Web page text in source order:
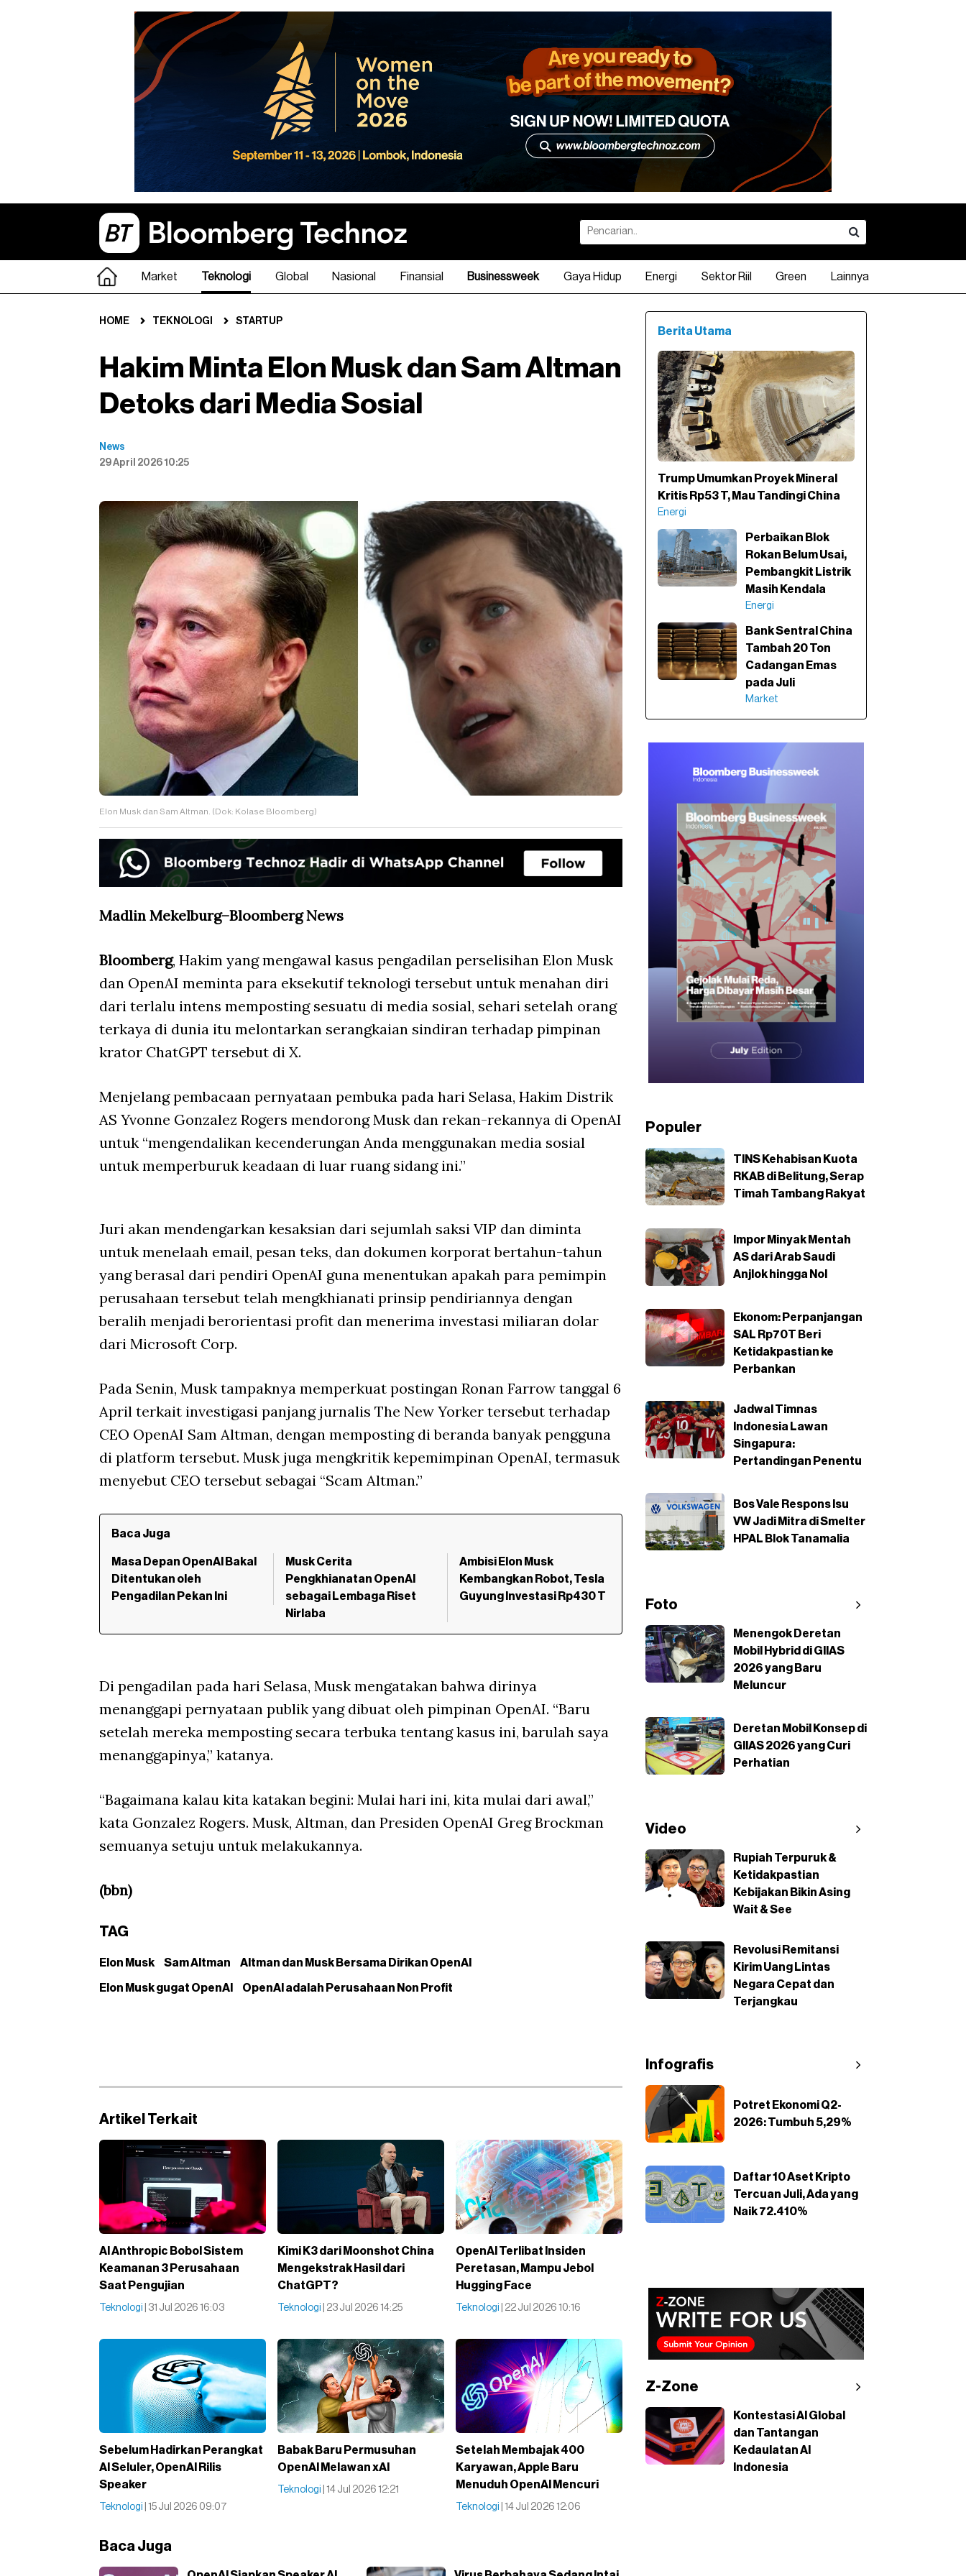
Market Teknologi Global Nasional Finansial Businessweek Gaya Hidup Energi Sektor Riil Green Lainnya
HOME TEKNOLOGI STARTUP
Hakim Minta Elon Musk dan Sam Altman
Detoks dari Media Sosial
News
29 April 2026 10:25
Elon Musk dan Sam Altman. (Dok: Kolase Bloomberg)
Madlin Mekelburg–Bloomberg News
Bloomberg, Hakim yang mengawal kasus pengadilan perselisihan Elon Musk
dan OpenAI meminta para eksekutif teknologi tersebut untuk menahan diri
dari terlalu intens memposting sesuatu di media sosial, sehari setelah orang
terkaya di dunia itu melontarkan serangkaian sindiran terhadap pimpinan
krator ChatGPT tersebut di X.
Menjelang pembacaan pernyataan pembuka pada hari Selasa, Hakim Distrik
AS Yvonne Gonzalez Rogers mendorong Musk dan rekan-rekannya di OpenAI
untuk “mengendalikan kecenderungan Anda menggunakan media sosial
untuk memperburuk keadaan di luar ruang sidang ini.”
Juri akan mendengarkan kesaksian dari sejumlah saksi VIP dan diminta
untuk menelaah email, pesan teks, dan dokumen korporat bertahun-tahun
yang berasal dari pendiri OpenAI guna menentukan apakah para pemimpin
perusahaan tersebut telah mengkhianati prinsip pendiriannya dengan
beralih menjadi berorientasi profit dan menerima investasi miliaran dolar
dari Microsoft Corp.
Pada Senin, Musk tampaknya memperkuat postingan Ronan Farrow tanggal 6
April terkait investigasi panjang jurnalis The New Yorker tersebut terhadap
CEO OpenAI Sam Altman, dengan memposting di beranda banyak pengguna
di platform tersebut. Musk juga mengkritik kepemimpinan OpenAI, termasuk
menyebut CEO tersebut sebagai “Scam Altman.”
Baca Juga
Masa Depan OpenAI Bakal
Ditentukan oleh
Pengadilan Pekan Ini
Musk Cerita
Pengkhianatan OpenAI
sebagai Lembaga Riset
Nirlaba
Ambisi Elon Musk
Kembangkan Robot, Tesla
Guyung Investasi Rp430 T
Di pengadilan pada hari Selasa, Musk mengatakan bahwa dirinya
menanggapi pernyataan publik yang dibuat oleh pimpinan OpenAI. “Baru
setelah mereka memposting secara terbuka tentang kasus ini, barulah saya
menanggapinya,” katanya.
“Bagaimana kalau kita katakan begini: Mulai hari ini, kita mulai dari awal,”
kata Gonzalez Rogers. Musk, Altman, dan Presiden OpenAI Greg Brockman
semuanya setuju untuk melakukannya.
(bbn)
TAG
Elon Musk Sam Altman Altman dan Musk Bersama Dirikan OpenAI
Elon Musk gugat OpenAI OpenAI adalah Perusahaan Non Profit
Artikel Terkait
AI Anthropic Bobol Sistem
Keamanan 3 Perusahaan
Saat Pengujian
Teknologi | 31 Jul 2026 16:03
Kimi K3 dari Moonshot China
Mengekstrak Hasil dari
ChatGPT?
Teknologi | 23 Jul 2026 14:25
OpenAI Terlibat Insiden
Peretasan, Mampu Jebol
Hugging Face
Teknologi | 22 Jul 2026 10:16
Sebelum Hadirkan Perangkat
AI Seluler, OpenAI Rilis
Speaker
Teknologi | 15 Jul 2026 09:07
Babak Baru Permusuhan
OpenAI Melawan xAI
Teknologi | 14 Jul 2026 12:21
Setelah Membajak 400
Karyawan, Apple Baru
Menuduh OpenAI Mencuri
Teknologi | 14 Jul 2026 12:06
Baca Juga
Berita Utama
Trump Umumkan Proyek Mineral
Kritis Rp53 T, Mau Tandingi China
Energi
Perbaikan Blok
Rokan Belum Usai,
Pembangkit Listrik
Masih Kendala
Energi
Bank Sentral China
Tambah 20 Ton
Cadangan Emas
pada Juli
Market
Populer
TINS Kehabisan Kuota
RKAB di Belitung, Serap
Timah Tambang Rakyat
Impor Minyak Mentah
AS dari Arab Saudi
Anjlok hingga Nol
Ekonom: Perpanjangan
SAL Rp70T Beri
Ketidakpastian ke
Perbankan
Jadwal Timnas
Indonesia Lawan
Singapura:
Pertandingan Penentu
Bos Vale Respons Isu
VW Jadi Mitra di Smelter
HPAL Blok Tanamalia
Foto
Menengok Deretan
Mobil Hybrid di GIIAS
2026 yang Baru
Meluncur
Deretan Mobil Konsep di
GIIAS 2026 yang Curi
Perhatian
Video
Rupiah Terpuruk &
Ketidakpastian
Kebijakan Bikin Asing
Wait & See
Revolusi Remitansi
Kirim Uang Lintas
Negara Cepat dan
Terjangkau
Infografis
Potret Ekonomi Q2-
2026: Tumbuh 5,29%
Daftar 10 Aset Kripto
Tercuan Juli, Ada yang
Naik 72.410%
Z-Zone
Kontestasi AI Global
dan Tantangan
Kedaulatan AI
Indonesia